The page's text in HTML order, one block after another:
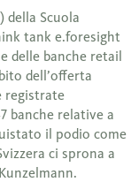
della Scuola
tank e.foresight
delle banche retail
dell’offerta
registrate
banche relative a
il podio come
ci sprona a